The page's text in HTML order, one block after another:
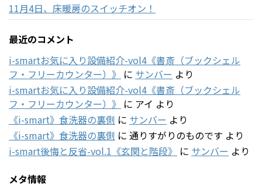
11月4日、床暖房のスイッチオン！
最近のコメント
i-smartお気に入り設備紹介-vol4《書斎（ブックシェル
フ・フリーカウンター）》 に サンバー より
i-smartお気に入り設備紹介-vol4《書斎（ブックシェル
フ・フリーカウンター）》 に アイ より
《i-smart》食洗器の裏側 に サンバー より
《i-smart》食洗器の裏側 に 通りすがりのものです より
i-smart後悔と反省-vol.1《玄関と階段》 に サンバー より
メタ情報